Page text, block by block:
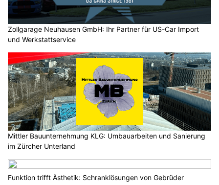
Zollgarage Neuhausen GmbH: Ihr Partner für US-Car Import
und Werkstattservice
Mittler Bauunternehmung KLG: Umbauarbeiten und Sanierung
im Zürcher Unterland
Funktion trifft Ästhetik: Schranklösungen von Gebrüder